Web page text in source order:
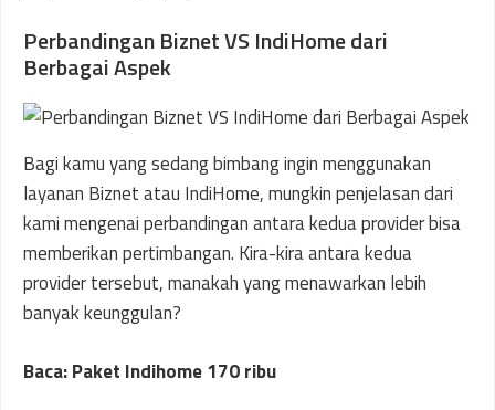
Perbandingan Biznet VS IndiHome dari
Berbagai Aspek
Bagi kamu yang sedang bimbang ingin menggunakan
layanan Biznet atau IndiHome, mungkin penjelasan dari
kami mengenai perbandingan antara kedua provider bisa
memberikan pertimbangan. Kira-kira antara kedua
provider tersebut, manakah yang menawarkan lebih
banyak keunggulan?
Baca: Paket Indihome 170 ribu